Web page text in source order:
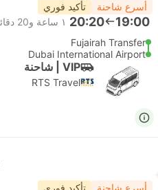
أسرع شاحنة تأكيد فوري
19:00
20:20 ١ ساعة و‫20 دقائق
Fujairah Transfer
Dubai International Airport
VIP | شاحنة
RTS Travel
أسرع شاحنة تأكيد فوري